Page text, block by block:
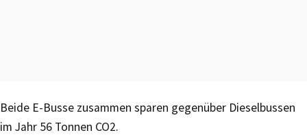
Beide E-Busse zusammen sparen gegenüber Dieselbussen
im Jahr 56 Tonnen CO2.